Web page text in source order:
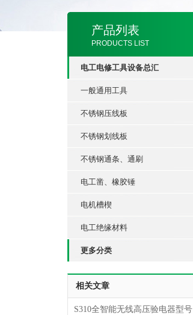
产品列表
PRODUCTS LIST
电工电修工具设备总汇
一般通用工具
不锈钢压线板
不锈钢划线板
不锈钢通条、通刷
电工凿、橡胶锤
电机槽楔
电工绝缘材料
更多分类
相关文章
S310全智能无线高压验电器型号